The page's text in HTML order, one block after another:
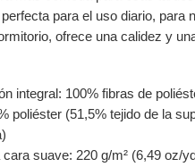
para el uso diario, para
ofrece una calidez y
integral: 100% fibras de
poliéster (51,5% tejido de la
cara suave: 220 g/m² (6,49 oz/